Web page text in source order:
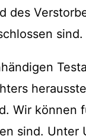
des
sind.
Wir
sind. Unter